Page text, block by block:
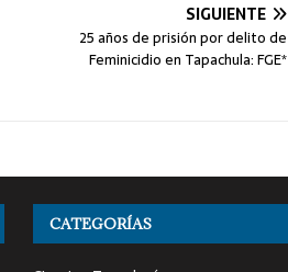
SIGUIENTE
25 años de prisión por delito de
Feminicidio en Tapachula: FGE*
CATEGORÍAS